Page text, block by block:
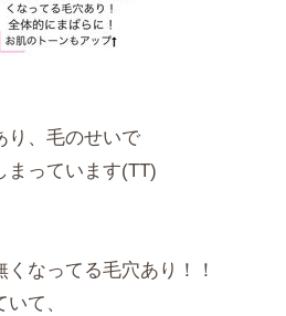
り、毛のせいで
まっています(TT)
なってる毛穴あり！！
て、